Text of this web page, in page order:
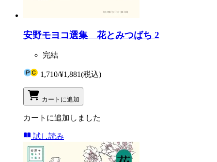
安野モヨコ選集 花とみつばち 2
完結
1,710/¥1,881(税込)
カートに追加
カートに追加しました
試し読み